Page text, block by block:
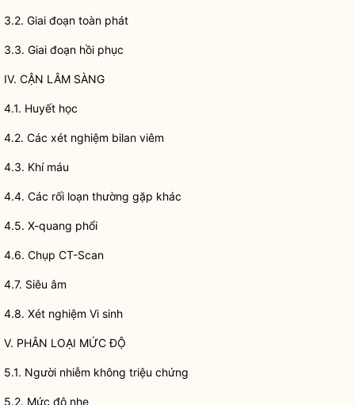
3.2. Giai đoạn toàn phát
3.3. Giai đoạn hồi phục
IV. CẬN LÂM SÀNG
4.1. Huyết học
4.2. Các xét nghiệm bilan viêm
4.3. Khí máu
4.4. Các rối loạn thường gặp khác
4.5. X-quang phổi
4.6. Chụp CT-Scan
4.7. Siêu âm
4.8. Xét nghiệm Vi sinh
V. PHÂN LOẠI MỨC ĐỘ
5.1. Người nhiễm không triệu chứng
5.2. Mức độ nhẹ